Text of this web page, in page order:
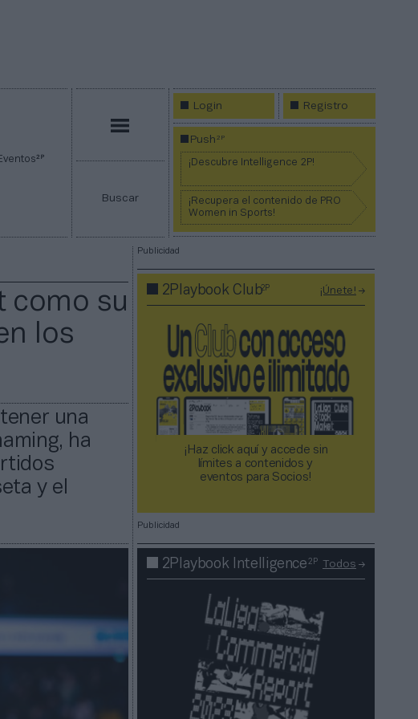
2P
Buscar
Login Registro
Push2P
¡Descubre Intelligence 2P!
¡Recupera el contenido de PRO
Women in Sports!
como su
los
una
ha
y el
Publicidad
2Playbook Club2P ¡Únete!
¡Haz click aquí y accede sin
límites a contenidos y
eventos para Socios!​​​​​​​
Publicidad
2Playbook Intelligence2P Todos